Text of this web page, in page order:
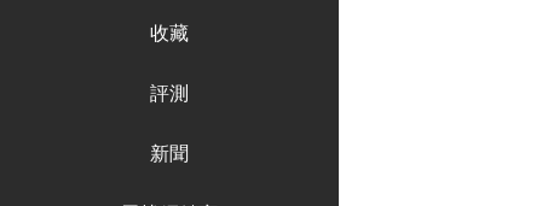
收藏
評測
新聞